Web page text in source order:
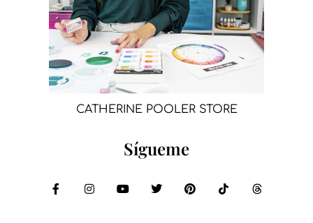
CATHERINE POOLER STORE
Sígueme